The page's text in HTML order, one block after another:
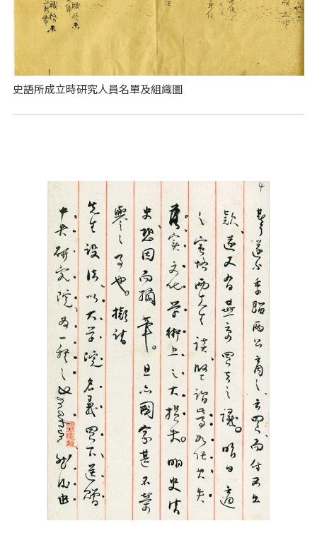
史語所成立時研究人員名單及組織圖